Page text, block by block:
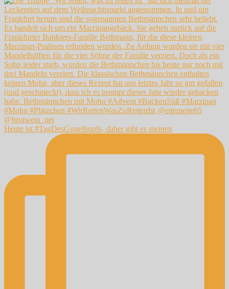
Heute ist #TagDesGugelhupfs, daher gibt es meinen